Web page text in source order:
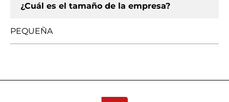
¿Cuál es el tamaño de la empresa?
PEQUEÑA